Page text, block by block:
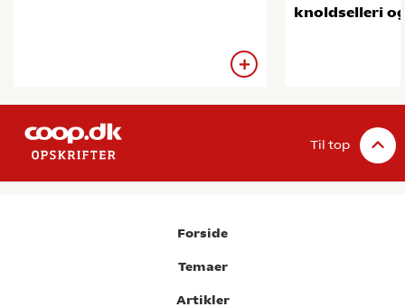
knoldselleri
Til top
Forside
Temaer
Artikler